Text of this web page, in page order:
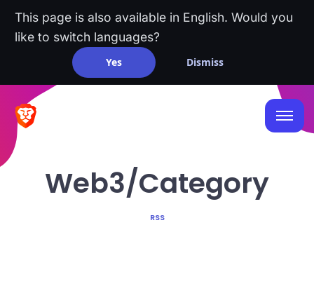
This page is also available in English. Would you
like to switch languages?
Yes Dismiss
Web3/Category
RSS